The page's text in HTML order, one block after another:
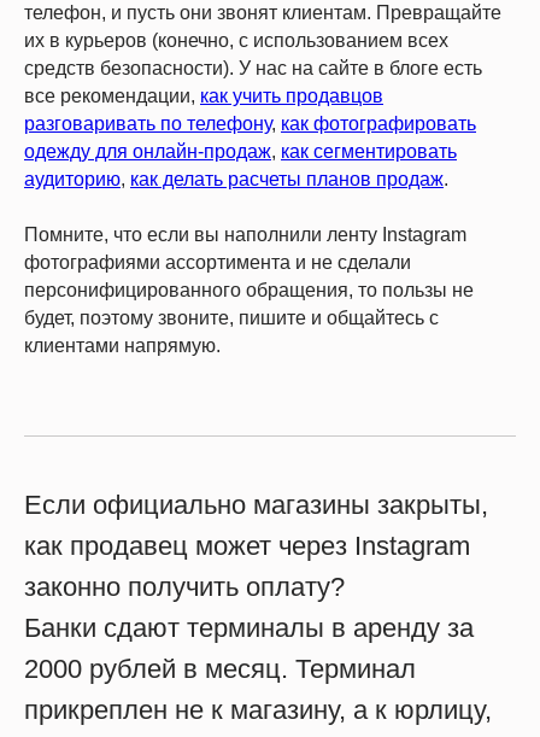
телефон, и пусть они звонят клиентам. Превращайте
их в курьеров (конечно, с использованием всех
средств безопасности). У нас на сайте в блоге есть
все рекомендации, как учить продавцов
разговаривать по телефону, как фотографировать
одежду для онлайн-продаж, как сегментировать
аудиторию, как делать расчеты планов продаж.
Помните, что если вы наполнили ленту Instagram
фотографиями ассортимента и не сделали
персонифицированного обращения, то пользы не
будет, поэтому звоните, пишите и общайтесь с
клиентами напрямую.
Если официально магазины закрыты,
как продавец может через Instagram
законно получить оплату?
Банки сдают терминалы в аренду за
2000 рублей в месяц. Терминал
прикреплен не к магазину, а к юрлицу,